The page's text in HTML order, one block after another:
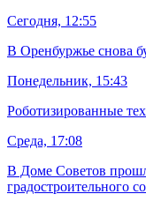
Сегодня, 12:55
В Оренбуржье снова
Понедельник, 15:43
Роботизированные
Среда, 17:08
В Доме Советов
градостроительного